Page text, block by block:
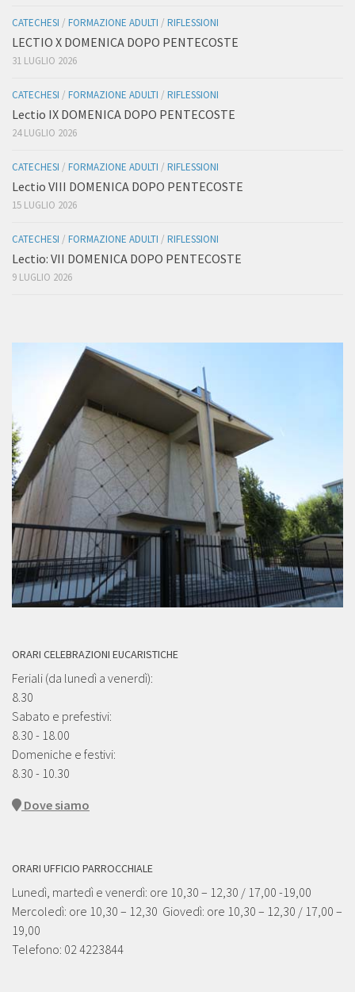
CATECHESI / FORMAZIONE ADULTI / RIFLESSIONI
LECTIO X DOMENICA DOPO PENTECOSTE
31 LUGLIO 2026
CATECHESI / FORMAZIONE ADULTI / RIFLESSIONI
Lectio IX DOMENICA DOPO PENTECOSTE
24 LUGLIO 2026
CATECHESI / FORMAZIONE ADULTI / RIFLESSIONI
Lectio VIII DOMENICA DOPO PENTECOSTE
15 LUGLIO 2026
CATECHESI / FORMAZIONE ADULTI / RIFLESSIONI
Lectio: VII DOMENICA DOPO PENTECOSTE
9 LUGLIO 2026
ORARI CELEBRAZIONI EUCARISTICHE
Feriali (da lunedì a venerdì):
8.30
Sabato e prefestivi:
8.30 - 18.00
Domeniche e festivi:
8.30 - 10.30
Dove siamo
ORARI UFFICIO PARROCCHIALE
Lunedì, martedì e venerdì: ore 10,30 – 12,30 / 17,00 -19,00
Mercoledì: ore 10,30 – 12,30 Giovedì: ore 10,30 – 12,30 / 17,00 –
19,00
Telefono: 02 4223844